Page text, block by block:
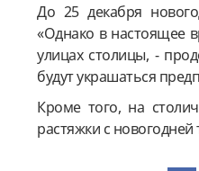
До 25 декабря
«Однако в настоящее
улицах столицы, -
будут украшаться
Кроме того, на
растяжки с новогодней